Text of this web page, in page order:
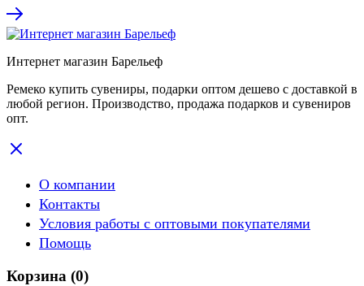
Интернет магазин Барельеф
Ремеко купить сувениры, подарки оптом дешево с доставкой в
любой регион. Производство, продажа подарков и сувениров
опт.
О компании
Контакты
Условия работы с оптовыми покупателями
Помощь
Корзина (0)